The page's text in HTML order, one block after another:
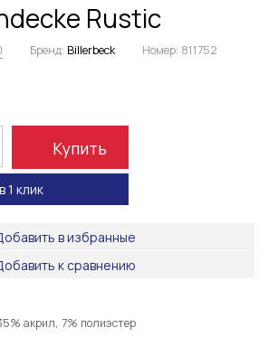
Rustic
Бренд: Billerbeck Номер: 811752
Купить
1 клик
в избранные
к сравнению
акрил, 7% полиэстер